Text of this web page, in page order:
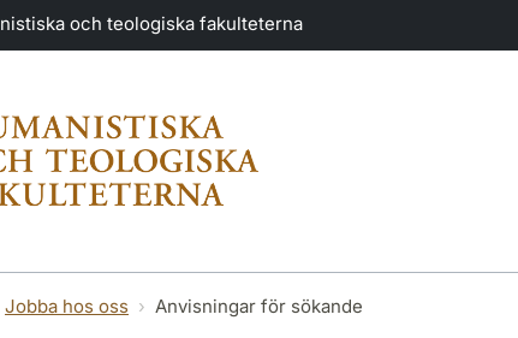
och teologiska fakulteterna
Jobba hos oss Anvisningar för sökande